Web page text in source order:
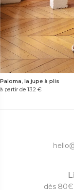
Paloma, la jupe à plis
à partir de 13.2 €
dès 80€